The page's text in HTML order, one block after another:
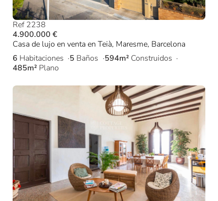
Ref 2238
4.900.000 €
Casa de lujo en venta en Teià, Maresme, Barcelona
6 Habitaciones 5 Baños 594m² Construidos
485m² Plano